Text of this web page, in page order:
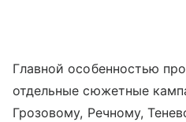
Главной особенностью
отдельные сюжетные
Грозовому, Речному,